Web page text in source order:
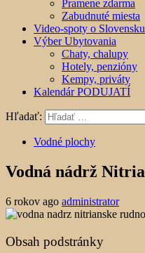
Pramene zdarma
Zabudnuté miesta
Video-spoty o Slovensku
Výber Ubytovania
Chaty, chalupy
Hotely, penzióny
Kempy, priváty
Kalendár PODUJATÍ
Hľadať:
Vodné plochy
Vodná nádrž
6 rokov ago administrator
Obsah podstránky